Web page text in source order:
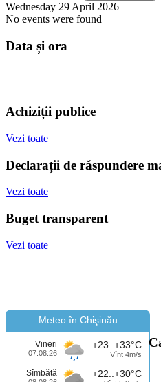
Wednesday 29 April 2026
No events were found
Data și ora
Achiziții publice
Vezi toate
Declarații de răspundere
Vezi toate
Buget transparent
Vezi toate
Meteo în Chişinău
Vineri
07.08.26
+23..+33°C
Vînt 4m/s
Sîmbătă +22..+30°C